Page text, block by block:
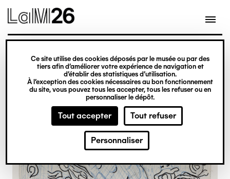
Gestion des cookies
Ce site utilise des cookies déposés par le musée ou par des
tiers afin d’améliorer votre expérience de navigation et
d’établir des statistiques d’utilisation.
À l’exception des cookies nécessaires au bon fonctionnement
du site, vous pouvez tous les accepter, tous les refuser ou en
personnaliser le dépôt.
Tout accepter Tout refuser
Personnaliser
contenu